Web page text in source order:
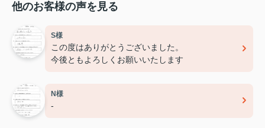
他のお客様の声を見る
S様
この度はありがとうございました。
今後ともよろしくお願いいたします
N様
-